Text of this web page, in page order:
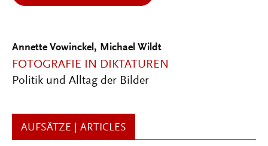
Annette Vowinckel, Michael Wildt
FOTOGRAFIE IN DIKTATUREN
Politik und Alltag der Bilder
AUFSÄTZE | ARTICLES